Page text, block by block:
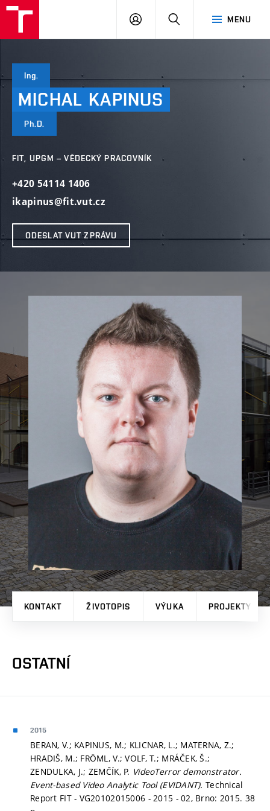
MENU
PŘIHLÁSIT
Ing.
MICHAL KAPINUS
Ph.D.
FIT, UPGM – VĚDECKÝ PRACOVNÍK
+420 54114 1406
ikapinus@fit.vut.cz
ODESLAT VUT ZPRÁVU
KONTAKT ŽIVOTOPIS VÝUKA PROJEKTY
OSTATNÍ
2015
BERAN, V.; KAPINUS, M.; KLICNAR, L.; MATERNA, Z.;
HRADIŠ, M.; FRÖML, V.; VOLF, T.; MRÁČEK, Š.;
ZENDULKA, J.; ZEMČÍK, P. VideoTerror demonstrator.
Event-based Video Analytic Tool (EVIDANT).Technical
Report FIT - VG20102015006 - 2015 - 02, Brno: 2015. 38